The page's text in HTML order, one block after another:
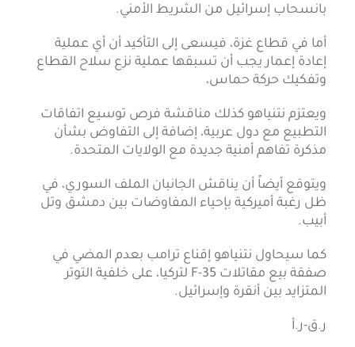
بانسحاب إسرائيل من الشريط الأمني.
أما في قطاع غزة، فيسعى إلى التأكيد أن أي عملية
إعادة إعمار يجب أن تسبقها عملية نزع سلاح القطاع
وتفكيك حركة حماس،
ويعتزم نتنياهو كذلك مناقشة فرص توسيع اتفاقات
التطبيع مع دول عربية، إضافة إلى التفاوض بشأن
مذكرة تفاهم أمنية جديدة مع الولايات المتحدة.
ويتوقع أيضاً أن يناقش الجانبان الملف السوري، في
ظل رغبة أميركية بإحياء المفاوضات بين دمشق وتل
أبيب.
كما سيحاول نتنياهو إقناع ترامب بعدم المضي في
صفقة بيع مقاتلات F-35 لتركيا، على خلفية التوتر
المتزايد بين أنقرة وإسرائيل.
ر.ق-ر.أ